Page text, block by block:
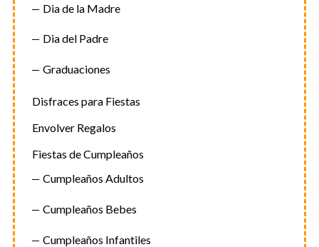
Dia de la Madre
Dia del Padre
Graduaciones
Disfraces para Fiestas
Envolver Regalos
Fiestas de Cumpleaños
Cumpleaños Adultos
Cumpleaños Bebes
Cumpleaños Infantiles